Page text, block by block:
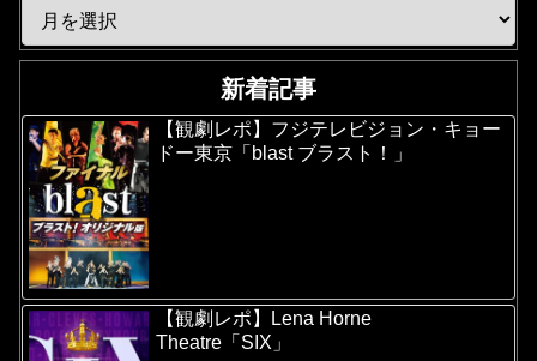
新着記事
【観劇レポ】フジテレビジョン・キョー
ドー東京「blast ブラスト！」
【観劇レポ】Lena Horne
Theatre「SIX」